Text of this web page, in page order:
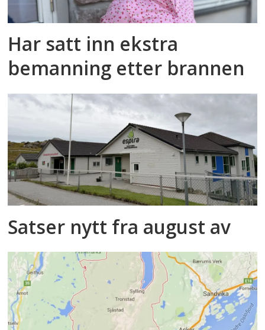
Har satt inn ekstra
bemanning etter brannen
Satser nytt fra august av